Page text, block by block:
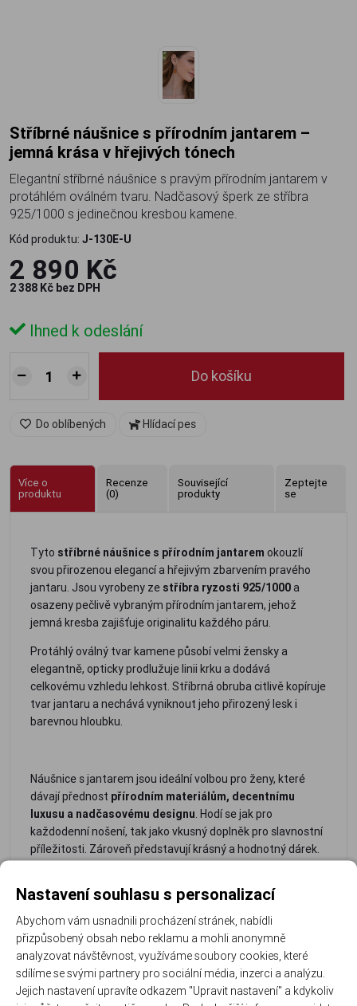
Stříbrné náušnice s přírodním jantarem –
jemná krása v hřejivých tónech
Elegantní stříbrné náušnice s pravým přírodním jantarem v
protáhlém oválném tvaru. Nadčasový šperk ze stříbra
925/1000 s jedinečnou kresbou kamene.
Kód produktu: J-130E-U
2 890 Kč
2 388 Kč bez DPH
Ihned k odeslání
Do košíku
Do oblíbených Hlídací pes
Více o
produktu
Recenze
(0)
Související
produkty
Zeptejte
se
Tyto stříbrné náušnice s přírodním jantarem okouzlí
svou přirozenou elegancí a hřejivým zbarvením pravého
jantaru. Jsou vyrobeny ze stříbra ryzosti 925/1000a
osazeny pečlivě vybraným přírodním jantarem, jehož
jemná kresba zajišťuje originalitu každého páru.
Protáhlý oválný tvar kamene působí velmi žensky a
elegantně, opticky prodlužuje linii krku a dodává
celkovému vzhledu lehkost. Stříbrná obruba citlivě kopíruje
tvar jantaru a nechává vyniknout jeho přirozený lesk i
barevnou hloubku.
Náušnice s jantarem jsou ideální volbou pro ženy, které
dávají přednost přírodním materiálům, decentnímu
luxusu a nadčasovému designu. Hodí se jak pro
každodenní nošení, tak jako vkusný doplněk pro slavnostní
příležitosti. Zároveň představují krásný a hodnotný dárek.
- pravý
jantar
- kvalitní
925/1000
-
elegantní
protáhlý
tvar
- lehké a
nošení
-
kresba
každého
kamene ženy
Rozměr náušnice: 2.3 cm ( 4.1 cm se zapínáním ) x 1.3 cm
Nastavení souhlasu s personalizací
Abychom vám usnadnili procházení stránek, nabídli
přizpůsobený obsah nebo reklamu a mohli anonymně
analyzovat návštěvnost, využíváme soubory cookies, které
sdílíme se svými partnery pro sociální média, inzerci a analýzu.
Jejich nastavení upravíte odkazem "Upravit nastavení" a kdykoliv